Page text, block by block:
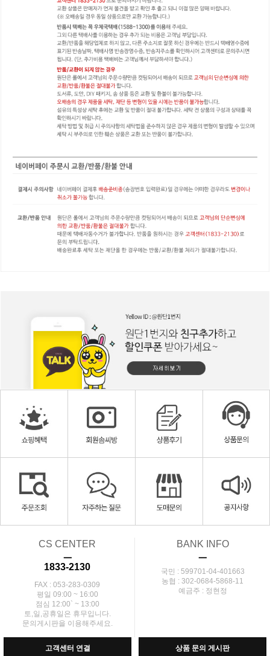
CS CENTER
ㅡ
1833-2130
FAX : 053-283-0309
평일 09:00 ~ 16:00
점심 12:00` ~ 13:00
토,일,공휴일은 휴무입니다.
문의게시판을 이용해주세요.
BANK INFO
ㅡ
국민 : 599701-04-401663
농협 : 302-0684-5868-11
예금주 : 정현정
고객센터 연결 상품 문의 게시판